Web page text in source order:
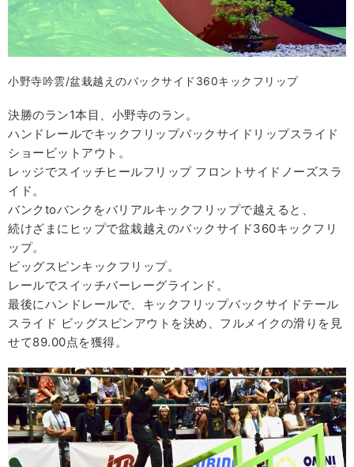
小野寺吟雲/盆栽越えのバックサイド360キックフリップ
決勝のラン1本目、小野寺のラン。
ハンドレールでキックフリップバックサイドリップスライド
ショービットアウト。
レッジでスイッチヒールフリップ フロントサイドノーズスラ
イド。
バンクtoバンクをバリアルキックフリップで越えると、
続けざまにヒップで盆栽越えのバックサイド360キックフリ
ップ。
ビッグスピンキックフリップ。
レールでスイッチバーレーグラインド。
最後にハンドレールで、キックフリップバックサイドテール
スライド ビッグスピンアウトを決め、フルメイクの滑りを見
せて89.00点を獲得。